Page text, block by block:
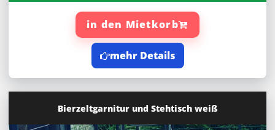
in den Mietkorb
mehr Details
Bierzeltgarnitur und Stehtisch weiß